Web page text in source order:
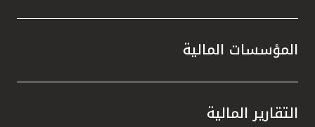
المؤسسات المالية
التقارير المالية